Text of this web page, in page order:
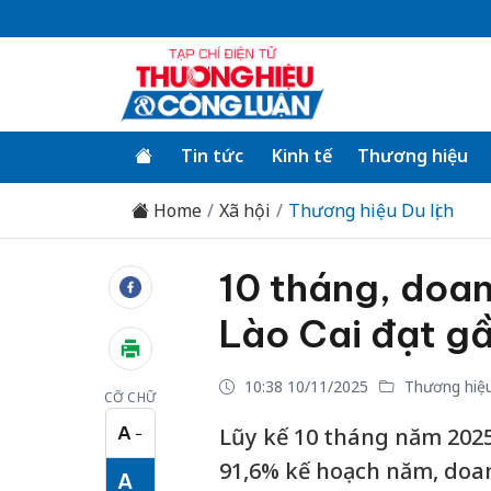
Tin tức Kinh tế Thương hiệu
Home Xã hội Thương hiệu Du lịch
CỠ CHỮ
A −
Cỡ chữ nhỏ
A
10 tháng,
Lào Cai đạt
10:38 10/11/2025 Thương
Lũy kế 10 tháng năm
91,6% kế hoạch năm,